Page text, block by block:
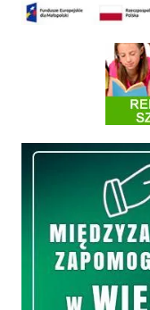
Międzyzakładowa Kasa